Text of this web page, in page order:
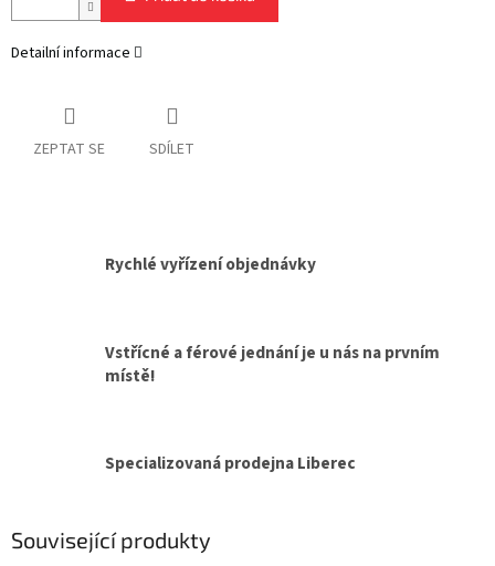
Detailní informace
ZEPTAT SE SDÍLET
Rychlé vyřízení objednávky
Vstřícné a férové jednání je u nás na prvním
místě!
Specializovaná prodejna Liberec
Související produkty